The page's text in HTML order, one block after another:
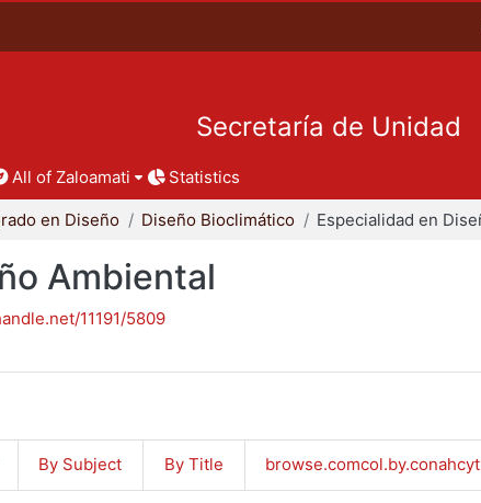
Secretaría de Unidad
All of Zaloamati Statistics
en Diseño Diseño Bioclimático
Ambiental
11191/5809
By Subject By Title browse.comcol.by.conahcyt